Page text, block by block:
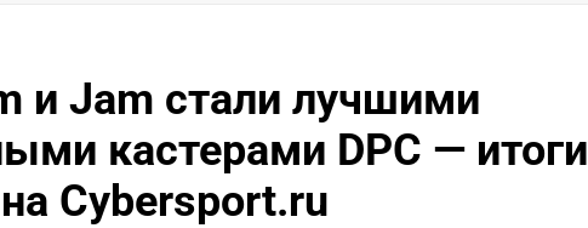
и Jam стали лучшими
кастерами DPC — итоги
Cybersport.ru